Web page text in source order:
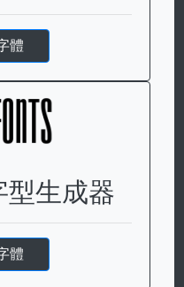
體
型生成器
體